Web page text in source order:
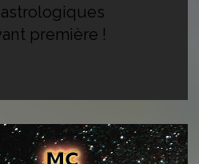
première !